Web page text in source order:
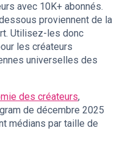
avec 10K+ abonnés.
proviennent de la
Utilisez-les donc
les créateurs
universelles des
des créateurs,
de décembre 2025
médians par taille de